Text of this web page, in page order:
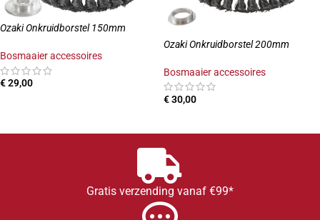
Ozaki Onkruidborstel 150mm
Bosmaaier accessoires
€29,00
Ozaki Onkruidborstel 200mm
Bosmaaier accessoires
€30,00
Gratis verzending vanaf €99*